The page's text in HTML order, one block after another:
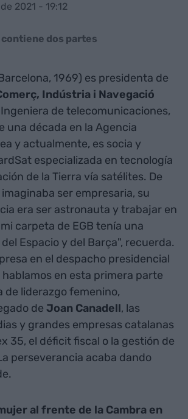
2021 - 19:12
dos partes
1969) es presidenta de
Indústria i Navegació
de telecomunicaciones,
una década en la Agencia
y actualmente, es socia y
especializada en tecnología
de la Tierra vía satélites. De
ser empresaria, su
era ser astronauta y trabajar en
carpeta de EGB tenía una
Espacio y del Barça", recuerda.
en el despacho presidencial
hablamos en esta primera parte
de liderazgo femenino,
de Joan Canadell, las
y grandes empresas catalanas
35, el déficit fiscal o la gestión de
perseverancia acaba dando
al frente de la Cambra en